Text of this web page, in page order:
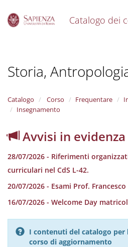
Catalogo dei
Storia,
Catalogo Corso Frequentare
Insegnamento
Avvisi in evidenza
28/07/2026 - Riferimenti
curriculari nel CdS L-42.
20/07/2026 - Esami Prof.
16/07/2026 - Welcome Day
I contenuti del catalogo per
corso di aggiornamento